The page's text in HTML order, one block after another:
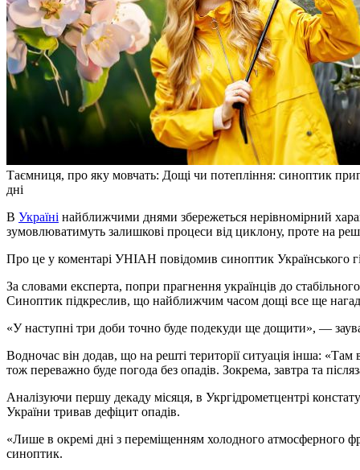
Таємниця, про яку мовчать: Дощі чи потепління: синоптик
дні
Україні найближчими днями збережеться нерівномірний
зумовлюватимуть залишкові процеси від циклону, проте на
Про це у коментарі УНІАН повідомив синоптик Українського
За словами експерта, попри прагнення українців до
Синоптик підкреслив, що найближчим часом дощі все ще
«У наступні три доби точно буде подекуди ще дощити», —
Водночас він додав, що на решті території ситуація інша:
тож переважно буде погода без опадів. Зокрема, завтра та
Аналізуючи першу декаду місяця, в Укргідрометцентрі
України тривав дефіцит опадів.
«Лише в окремі дні з переміщенням холодного атмосферного
синоптик.